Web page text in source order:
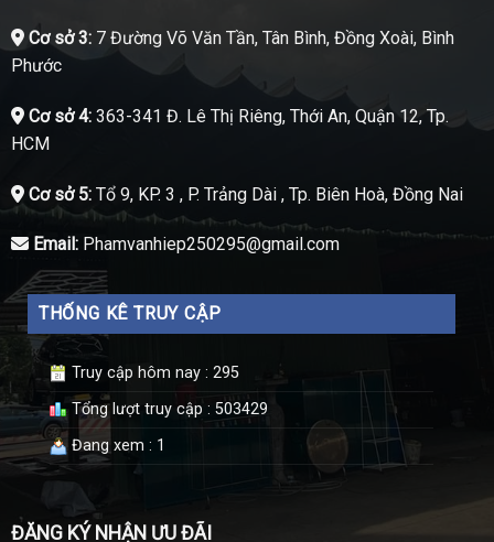
Cơ sở 3:7 Đường Võ Văn Tần, Tân Bình, Đồng Xoài, Bình
Phước
Cơ sở 4:363-341 Đ. Lê Thị Riêng, Thới An, Quận 12, Tp.
HCM
Cơ sở 5:Tổ 9, KP. 3 , P. Trảng Dài , Tp. Biên Hoà, Đồng Nai
Email:Phamvanhiep250295@gmail.com
THỐNG KÊ TRUY CẬP
Truy cập hôm nay : 295
Tổng lượt truy cập : 503429
Đang xem : 1
ĐĂNG KÝ NHẬN ƯU ĐÃI